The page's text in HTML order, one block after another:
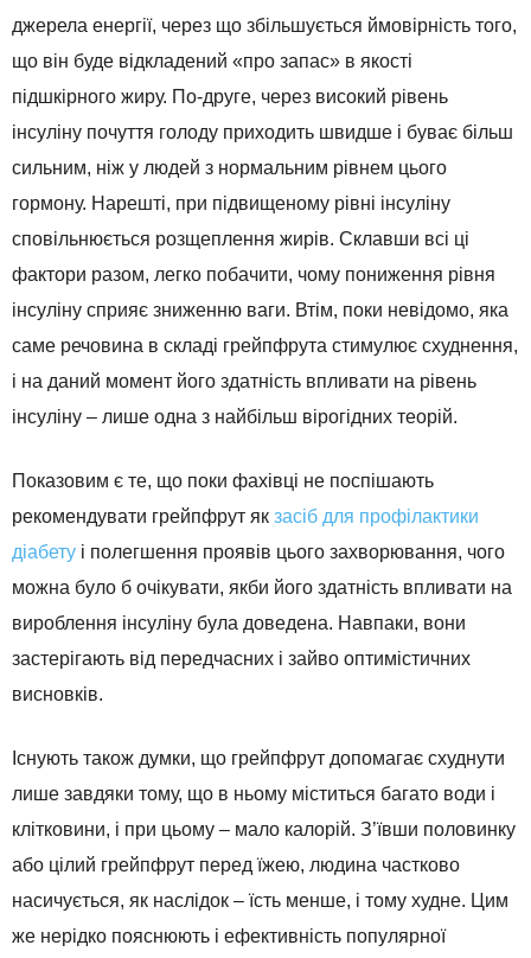
джерела енергії, через що збільшується ймовірність того,
що він буде відкладений «про запас» в якості
підшкірного жиру. По-друге, через високий рівень
інсуліну почуття голоду приходить швидше і буває більш
сильним, ніж у людей з нормальним рівнем цього
гормону. Нарешті, при підвищеному рівні інсуліну
сповільнюється розщеплення жирів. Склавши всі ці
фактори разом, легко побачити, чому пониження рівня
інсуліну сприяє зниженню ваги. Втім, поки невідомо, яка
саме речовина в складі грейпфрута стимулює схуднення,
і на даний момент його здатність впливати на рівень
інсуліну – лише одна з найбільш вірогідних теорій.
Показовим є те, що поки фахівці не поспішають
рекомендувати грейпфрут як засіб для профілактики
діабету і полегшення проявів цього захворювання, чого
можна було б очікувати, якби його здатність впливати на
вироблення інсуліну була доведена. Навпаки, вони
застерігають від передчасних і зайво оптимістичних
висновків.
Існують також думки, що грейпфрут допомагає схуднути
лише завдяки тому, що в ньому міститься багато води і
клітковини, і при цьому – мало калорій. З’ївши половинку
або цілий грейпфрут перед їжею, людина частково
насичується, як наслідок – їсть менше, і тому худне. Цим
же нерідко пояснюють і ефективність популярної